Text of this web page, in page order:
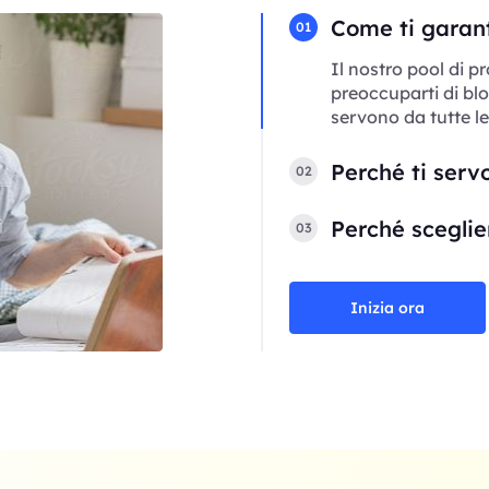
01 Come ti
Il nostro pool di
preoccuparti di
servono da tutte
02 Perché ti
03 Perché
Inizia ora